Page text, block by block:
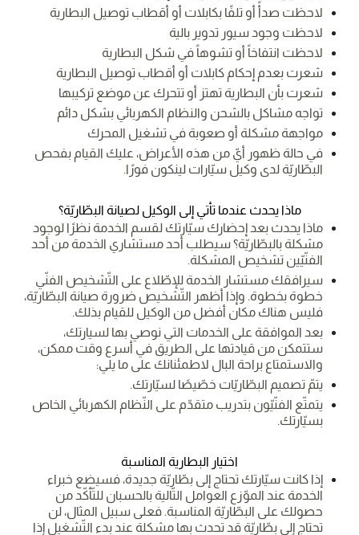
لاحظت صدأً أو تلفًا بكابلات أو أقطاب توصيل البطارية
لاحظت وجود سيور تدوير بالية
لاحظت انتفاخاً أو تشوهاً في شكل البطارية
شعرت بعدم إحكام كابلات أو أقطاب توصيل البطارية
شعرت بأن البطارية تهتز أو تتحرك عن موضع تركيبها
تواجه مشاكل بالشحن والنظام الكهربائي بشكل دائم
مواجهة مشكلة أو صعوبة في تشغيل المحرك
في حالة ظهور أيّ من هذه الأعراض، عليك القيام بفحص
البطّاريّة لدى وكيل سيّارات لينكون فورًا.
ماذا يحدث عندما تأتي إلى الوكيل لصيانة البطّاريّة؟
ماذا يحدث بعد إحضارك سيّارتك لقسم الخدمة نظرًا لوجود
مشكلة بالبطّاريّة؟ سيطلب أحد مستشاري الخدمة من أحد
الفنّيّين تشخيص المشكلة.
سيرافقك مستشار الخدمة للإطّلاع على التّشخيص الفنّي
خطوة بخطوة. وإذا أظهر التّشخيص ضرورة صيانة البطّاريّة،
فليس هناك مكان أفضل من الوكيل للقيام بذلك.
بعد الموافقة على الخدمات التي نوصي بها لسيارتك،
ستتمكن من قيادتها على الطريق في أسرع وقت ممكن،
والاستمتاع براحة البال لاطمئنانك على ما يلي:
يتمّ تصميم البطّاريّات خصّيصًا لسيّارتك.
يتمتّع الفنّيّون بتدريب متقدّم على النّظام الكهربائي الخاص
بسيّارتك.
اختيار البطارية المناسبة
إذا كانت سيّارتك تحتاج إلى بطّاريّة جديدة، فسيضع خبراء
الخدمة عند الموّزع العوامل التّالية بالحسبان للتّأكّد من
حصولك على البطّاريّة المناسبة. فعلى سبيل المثال، لن
تحتاج إلى بطّاريّة قد تحدث بها مشكلة عند بدء التّشغيل إذا